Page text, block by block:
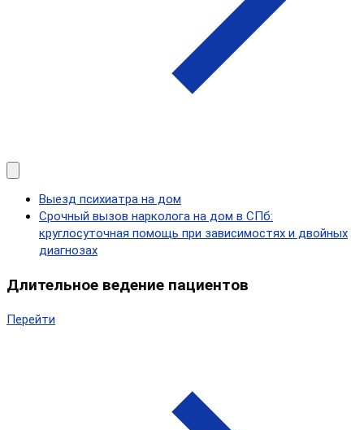
Выезд психиатра на дом
Срочный вызов нарколога на дом в СПб:
круглосуточная помощь при зависимостях и двойных
диагнозах
Длительное ведение пациентов
Перейти